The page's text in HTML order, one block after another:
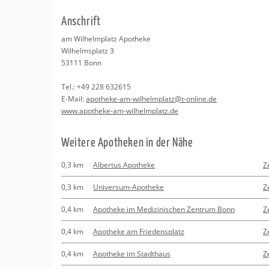
Beratung
Kurse
Regionale Tipps
An­schrift
am Wil­helm­platz Apo­the­ke
Wil­helms­platz 3
53111 Bonn
Tel.:+49 228 632615
E-Mail:apo­the­ke-am-wil­helm­platz@​t-​online.​de
www.​apotheke-​am-​wil​helm​plat​z.​de
Wei­te­re Apo­the­ken in der Nähe
0,3 km Albertus Apotheke
0,3 km Universum-Apotheke
0,4 km Apotheke im Medizinischen Zentrum Bonn
0,4 km Apotheke am Friedensplatz
0,4 km Apotheke im Stadthaus